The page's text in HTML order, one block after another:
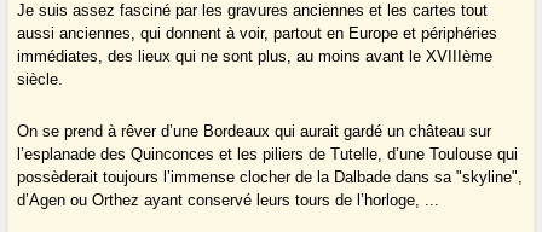
Je suis assez fasciné par les gravures anciennes et les cartes tout
aussi anciennes, qui donnent à voir, partout en Europe et périphéries
immédiates, des lieux qui ne sont plus, au moins avant le XVIIIème
siècle.
On se prend à rêver d’une Bordeaux qui aurait gardé un château sur
l’esplanade des Quinconces et les piliers de Tutelle, d’une Toulouse qui
possèderait toujours l’immense clocher de la Dalbade dans sa "skyline",
d’Agen ou Orthez ayant conservé leurs tours de l’horloge, ...